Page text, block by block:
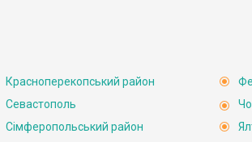
Красноперекопський район
Севастополь
Сімферопольський район